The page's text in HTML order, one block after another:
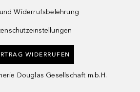
Widerrufsbelehrung
WIDERRUFEN
Douglas Gesellschaft m.b.H.